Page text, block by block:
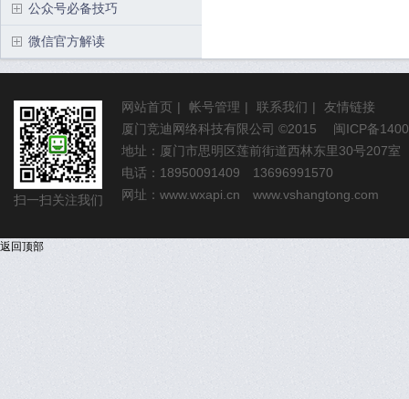
公众号必备技巧
微信官方解读
扫一扫关注我们
网站首页 | 帐号管理 | 联系我们 |
友情链接
厦门竞迪网络科技有限公司 ©2015 闽ICP备
地址：厦门市思明区莲前街道西林东里30号207室
电话：18950091409 13696991570
网址： www.wxapi.cn www.vshangtong.com
返回顶部